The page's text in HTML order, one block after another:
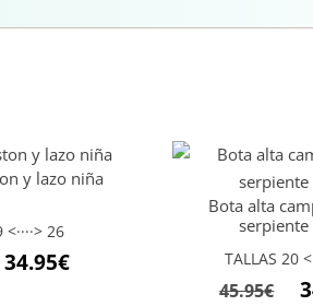
y lazo niña
26
34.95€
Bota alta
serpiente
TALLAS 20
45.95€